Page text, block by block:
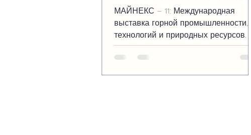
природных ресурсов.
МАЙНЕКС – 11: Международная
выставка горной промышленности,
технологий и природных ресурсов. С
3 по 6 сентября 2025 года в Измире,
на выставочной площадке Fuarİzmir,